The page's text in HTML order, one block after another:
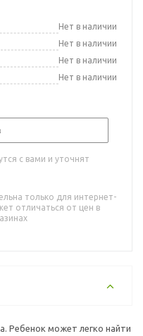
Нет в наличии
Нет в наличии
Нет в наличии
Нет в наличии
с вами и уточнят
только для интернет-
отличаться от цен в
Ребенок может легко найти